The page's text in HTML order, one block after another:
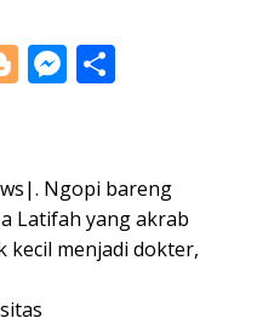
Bl
g
er
M
e
n
g
e
Ngopi bareng
Latifah yang akrab
kecil menjadi dokter,